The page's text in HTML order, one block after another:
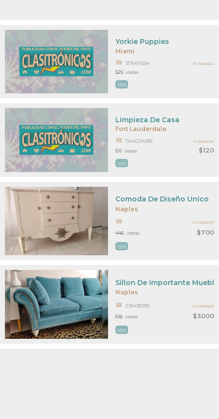
Miami
Yorkie Puppies
3176475504
MAS
525 vistas
FL15166564
Fort Lauderdale
$120
Limpieza De Casa
7544224285
MAS
511 vistas
FL15046221
Naples
$700
Comoda De Diseño Unico
MAS
446 vistas
FL14915757
Naples
$3000
Sillon De Importante
2394316785
MAS
516 vistas
FL14865691